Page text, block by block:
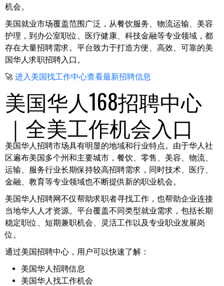
机会。
美国就业市场覆盖范围广泛，从餐饮服务、物流运输、美容
护理，到办公室职位、医疗健康、科技金融等专业领域，都
存在大量招聘需求。平台致力于打造方便、高效、可靠的美
国华人求职招聘入口。
🚀 进入美国找工作中心查看最新招聘信息
美国华人168招聘中心
｜全美工作机会入口
美国华人招聘市场具有明显的地域和行业特点。由于华人社
区遍布美国多个州和主要城市，餐饮、零售、美容、物流、
运输、服务行业长期保持较高招聘需求，同时技术、医疗、
金融、教育等专业领域也不断提供新的职业机会。
美国华人招聘网不仅帮助求职者寻找工作，也帮助企业连接
当地华人人才资源。平台覆盖不同类型就业需求，包括长期
稳定职位、短期兼职机会、灵活工作以及专业职业发展岗
位。
通过美国招聘中心，用户可以快速了解：
美国华人招聘信息
美国华人找工作机会